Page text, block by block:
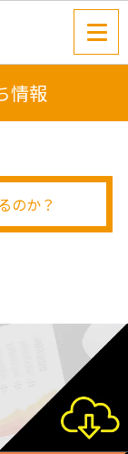
情報
のか？